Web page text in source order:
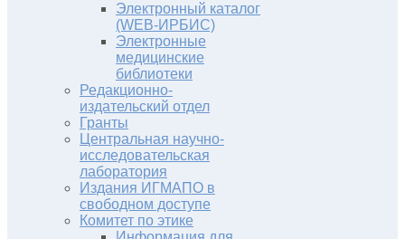
Электронный каталог
(WEB-ИРБИС)
Электронные
медицинские
библиотеки
Редакционно-
издательский отдел
Гранты
Центральная научно-
исследовательская
лаборатория
Издания ИГМАПО в
свободном доступе
Комитет по этике